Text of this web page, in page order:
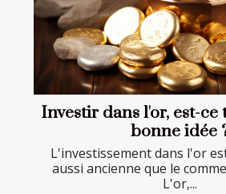
Investir dans l'or, est-
bonne idée
L'investissement dans l'or
aussi ancienne que le
L'or,...